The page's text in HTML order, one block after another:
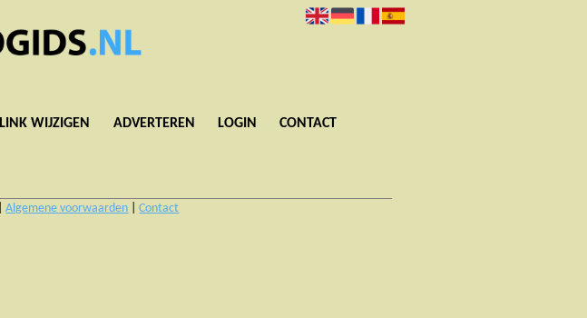
LINK WIJZIGEN ADVERTEREN LOGIN CONTACT
|Algemene voorwaarden |Contact